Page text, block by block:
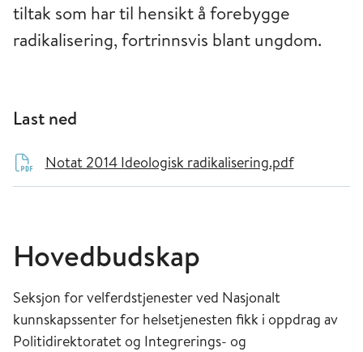
tiltak som har til hensikt å forebygge
radikalisering, fortrinnsvis blant ungdom.
Last ned
Notat 2014 Ideologisk radikalisering.pdf
Hovedbudskap
Seksjon for velferdstjenester ved Nasjonalt
kunnskapssenter for helsetjenesten fikk i oppdrag av
Politidirektoratet og Integrerings- og